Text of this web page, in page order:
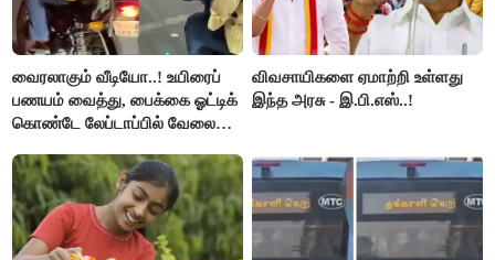
வைரலாகும் வீடியோ..! உயிரைப்
பணயம் வைத்து, பைக்கை ஓட்டிக்
கொண்டே லேப்டாப்பில் வேலை
விவசாயிகளை ஏமாற்றி உள்ளது
இந்த அரசு - இ.பி.எஸ்..!